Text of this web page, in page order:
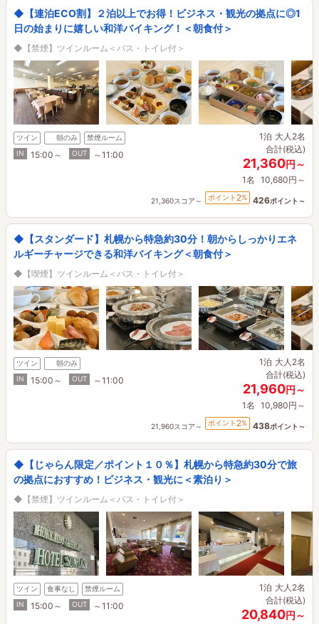
◆【連泊ECO割】２泊以上でお得！ビジネス・観光の拠点に◎1
日の始まりに嬉しい和洋バイキング！＜朝食付＞
◆【禁煙】ツインルーム＜バス・トイレ付＞
ツイン 朝のみ
禁煙ルーム
IN
15:00～ OUT ～11:00
1泊 大人2名
合計(税込)
21,360円～
1名 10,680円～
21,360スコア～ ポイント 2% 426ポイント～
◆【スタンダード】札幌から特急約30分！朝からしっかりエネ
ルギーチャージできる和洋バイキング＜朝食付＞
◆【喫煙】ツインルーム＜バス・トイレ付＞
ツイン
朝のみ
IN
15:00～ OUT ～11:00
1泊 大人2名
合計(税込)
21,960円～
1名 10,980円～
21,960スコア～ ポイント 2% 438ポイント～
◆【じゃらん限定／ポイント１０％】札幌から特急約30分で旅
の拠点におすすめ！ビジネス・観光に＜素泊り＞
◆【禁煙】ツインルーム＜バス・トイレ付＞
ツイン 食事なし
禁煙ルーム
IN
15:00～ OUT ～11:00
1泊 大人2名
合計(税込)
20,840円～